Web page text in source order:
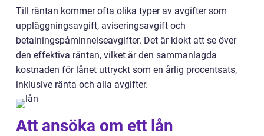
Till räntan kommer ofta olika typer av avgifter som
uppläggningsavgift, aviseringsavgift och
betalningspåminnelseavgifter. Det är klokt att se över
den effektiva räntan, vilket är den sammanlagda
kostnaden för lånet uttryckt som en årlig procentsats,
inklusive ränta och alla avgifter.
Att ansöka om ett lån